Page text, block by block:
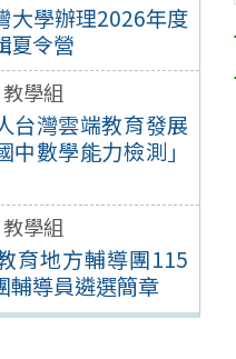
大學辦理2026年度
夏令營
教學組
台灣雲端教育發展
中數學能力檢測」
教學組
育地方輔導團115
輔導員遴選簡章